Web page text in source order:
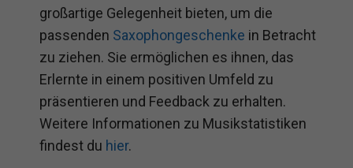
großartige Gelegenheit bieten, um die
passenden Saxophongeschenke in Betracht
zu ziehen. Sie ermöglichen es ihnen, das
Erlernte in einem positiven Umfeld zu
präsentieren und Feedback zu erhalten.
Weitere Informationen zu Musikstatistiken
findest du hier.